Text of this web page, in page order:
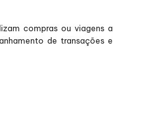
compras ou viagens a
de transações e